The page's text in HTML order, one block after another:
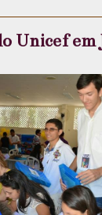
Unicef em